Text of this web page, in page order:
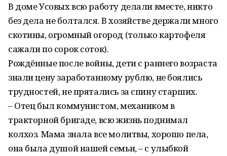
В доме Усовых всю работу делали вместе, никто
без дела не болтался. В хозяйстве держали много
скотины, огромный огород (только картофеля
сажали по сорок соток).
Рождённые после войны, дети с раннего возраста
знали цену заработанному рублю, не боялись
трудностей, не прятались за спину старших.
– Отец был коммунистом, механиком в
тракторной бригаде, всю жизнь поднимал
колхоз. Мама знала все молитвы, хорошо пела,
она была душой нашей семьи, – с улыбкой